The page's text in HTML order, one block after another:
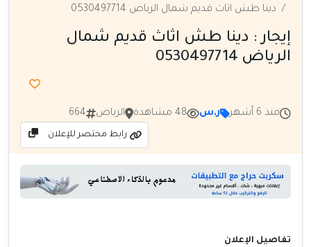
دينا طش اثاث قديم شمال الرياض 0530497714
إيجار : دينا طش اثاث قديم شمال
الرياض 0530497714
منذ 6 أشهر ر.س 48 مشاهدة الرياض 664
رابط مختصر للإعلان
تفاصيل الإعلان